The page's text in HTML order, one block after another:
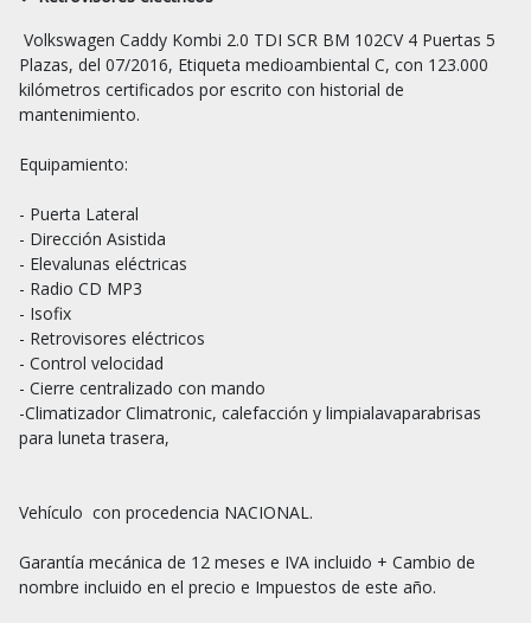
Plazas, del 07/2016, Etiqueta medioambiental C, con 123.000
kilómetros certificados por escrito con historial de
mantenimiento.
Equipamiento:
- Puerta Lateral
- Dirección Asistida
- Elevalunas eléctricas
- Radio CD MP3
- Isofix
- Retrovisores eléctricos
- Control velocidad
- Cierre centralizado con mando
-Climatizador Climatronic, calefacción y limpialavaparabrisas
para luneta trasera,
Vehículo  con procedencia NACIONAL.
Garantía mecánica de 12 meses e IVA incluido + Cambio de
nombre incluido en el precio e Impuestos de este año.